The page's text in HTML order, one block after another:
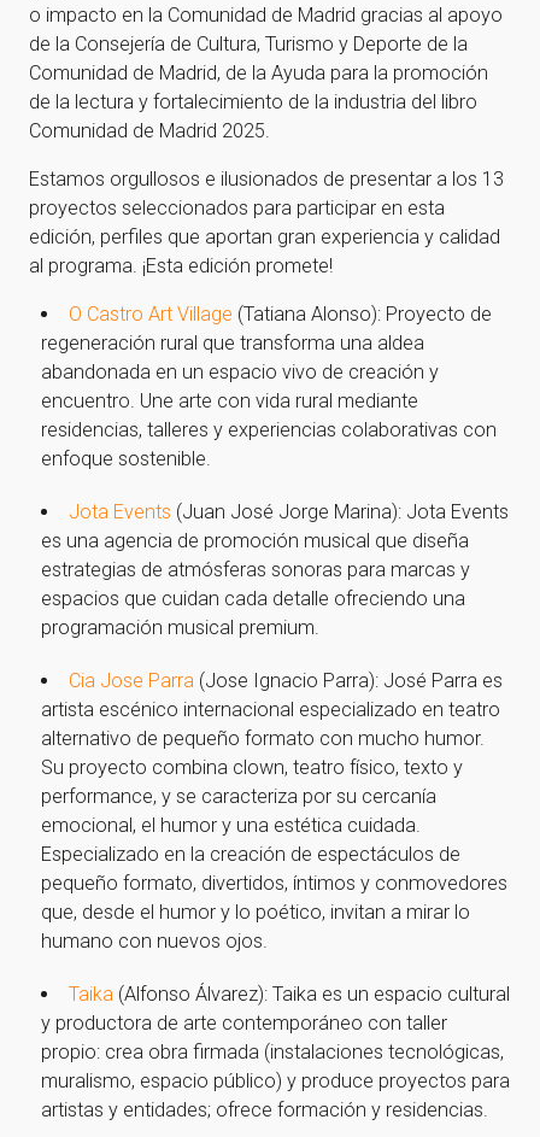
o impacto en la Comunidad de Madrid gracias al apoyo
de la Consejería de Cultura, Turismo y Deporte de la
Comunidad de Madrid, de la Ayuda para la promoción
de la lectura y fortalecimiento de la industria del libro
Comunidad de Madrid 2025.
Estamos orgullosos e ilusionados de presentar a los 13
proyectos seleccionados para participar en esta
edición, perfiles que aportan gran experiencia y calidad
al programa. ¡Esta edición promete!
O Castro Art Village (Tatiana Alonso): Proyecto de
regeneración rural que transforma una aldea
abandonada en un espacio vivo de creación y
encuentro. Une arte con vida rural mediante
residencias, talleres y experiencias colaborativas con
enfoque sostenible.
Jota Events (Juan José Jorge Marina): Jota Events
es una agencia de promoción musical que diseña
estrategias de atmósferas sonoras para marcas y
espacios que cuidan cada detalle ofreciendo una
programación musical premium.
Cia Jose Parra (Jose Ignacio Parra): José Parra es
artista escénico internacional especializado en teatro
alternativo de pequeño formato con mucho humor.
Su proyecto combina clown, teatro físico, texto y
performance, y se caracteriza por su cercanía
emocional, el humor y una estética cuidada.
Especializado en la creación de espectáculos de
pequeño formato, divertidos, íntimos y conmovedores
que, desde el humor y lo poético, invitan a mirar lo
humano con nuevos ojos.
Taika (Alfonso Álvarez): Taika es un espacio cultural
y productora de arte contemporáneo con taller
propio: crea obra firmada (instalaciones tecnológicas,
muralismo, espacio público) y produce proyectos para
artistas y entidades; ofrece formación y residencias.